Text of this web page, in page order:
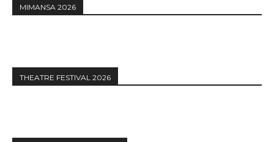
MIMANSA 2026
THEATRE FESTIVAL 2026